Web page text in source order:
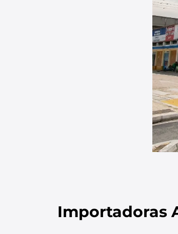
Importadoras